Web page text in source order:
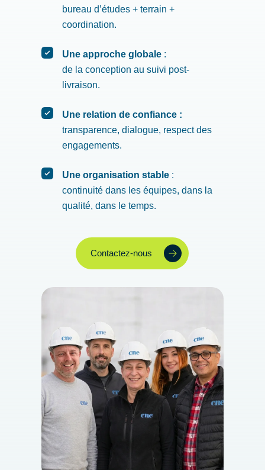
bureau d’études + terrain +
coordination.
Une approche globale :
de la conception au suivi post-
livraison.
Une relation de confiance :
transparence, dialogue, respect des
engagements.
Une organisation stable :
continuité dans les équipes, dans la
qualité, dans le temps.
Contactez-nous